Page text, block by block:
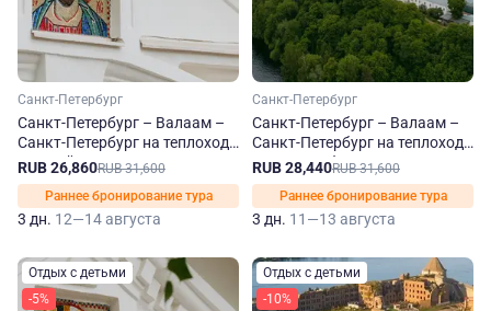
Санкт-Петербург
Санкт-Петербург – Валаам –
Санкт-Петербург на теплоходе
Георгий Чичерин
RUB 26,860RUB 31,600
Раннее бронирование тура
3 дн. 12—14 августа
Санкт-Петербург
Санкт-Петербург – Валаам –
Санкт-Петербург на теплоходе
Леонид Соболев
RUB 28,440RUB 31,600
Раннее бронирование тура
3 дн. 11—13 августа
Отдых с детьми
-5%
Отдых с детьми
-10%